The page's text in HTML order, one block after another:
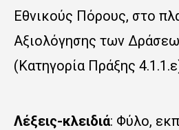
Εθνικούς Πόρους, στο
Αξιολόγησης των
(Κατηγορία Πράξης
Λέξεις-κλειδιά: Φύλο,